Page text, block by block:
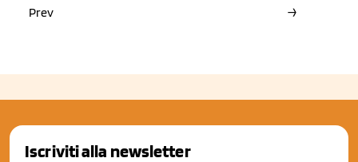
Prev
→
Iscriviti alla newsletter